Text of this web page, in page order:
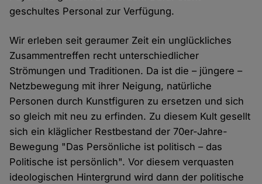
geschultes Personal zur Verfügung.
Wir erleben seit geraumer Zeit ein unglückliches
Zusammentreffen recht unterschiedlicher
Strömungen und Traditionen. Da ist die – jüngere –
Netzbewegung mit ihrer Neigung, natürliche
Personen durch Kunstfiguren zu ersetzen und sich
so gleich mit neu zu erfinden. Zu diesem Kult gesellt
sich ein kläglicher Restbestand der 70er-Jahre-
Bewegung "Das Persönliche ist politisch – das
Politische ist persönlich". Vor diesem verquasten
ideologischen Hintergrund wird dann der politische